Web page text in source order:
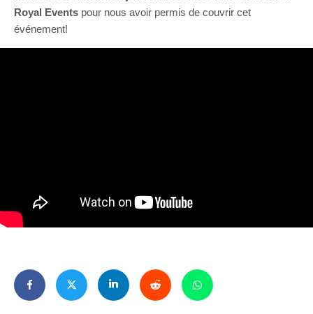
Royal Events pour nous avoir permis de couvrir cet
événement!